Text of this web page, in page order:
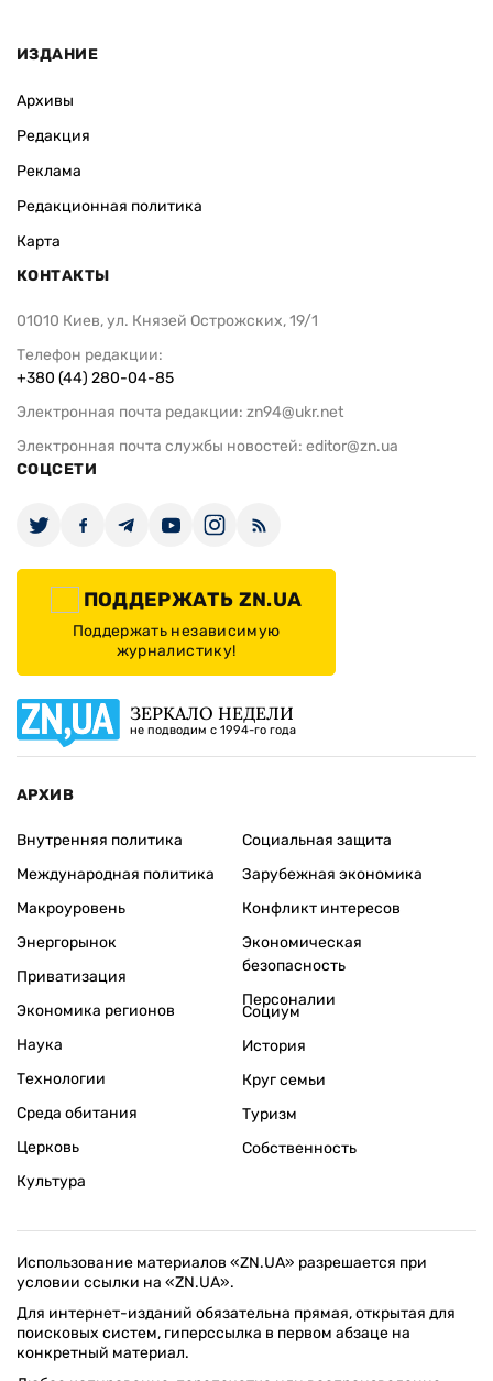
ИЗДАНИЕ
Архивы
Редакция
Реклама
Редакционная политика
Карта
КОНТАКТЫ
01010 Киев, ул. Князей Острожских, 19/1
Телефон редакции:
+380 (44) 280-04-85
Электронная почта редакции: zn94@ukr.net
Электронная почта службы новостей: editor@zn.ua
СОЦСЕТИ
ПОДДЕРЖАТЬ ZN.UA
Поддержать независимую
журналистику!
ЗЕРКАЛО НЕДЕЛИ
не подводим с 1994-го года
АРХИВ
Внутренняя политика
Международная политика
Макроуровень
Энергорынок
Приватизация
Экономика регионов
Социальная защита
Зарубежная экономика
Конфликт интересов
Экономическая
безопасность
Персоналии
Наука
Технологии
Среда обитания
Церковь
Культура
Социум
История
Круг семьи
Туризм
Собственность
Использование материалов «ZN.UA» разрешается при
условии ссылки на «ZN.UA».
Для интернет-изданий обязательна прямая, открытая для
поисковых систем, гиперссылка в первом абзаце на
конкретный материал.